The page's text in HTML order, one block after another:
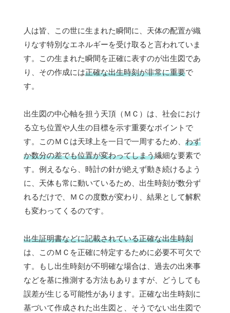
人は皆、この世に生まれた瞬間に、天体の配置が織
りなす特別なエネルギーを受け取ると言われていま
す。この生まれた瞬間を正確に表すのが出生図であ
り、その作成には正確な出生時刻が非常に重要で
す。
出生図の中心軸を担う天頂（ＭＣ）は、社会におけ
る立ち位置や人生の目標を示す重要なポイントで
す。このＭＣは天球上を一日で一周するため、 わず
か数分の差でも位置が変わってしまう繊細な要素で
す。例えるなら、時計の針が絶えず動き続けるよう
に、天体も常に動いているため、出生時刻が数分ず
れるだけで、ＭＣの度数が変わり、結果として解釈
も変わってくるのです。
出生証明書などに記載されている正確な出生時刻
は、このＭＣを正確に特定するために必要不可欠で
す。もし出生時刻が不明確な場合は、過去の出来事
などを基に推測する方法もありますが、どうしても
誤差が生じる可能性があります。正確な出生時刻に
基づいて作成された出生図と、そうでない出生図で